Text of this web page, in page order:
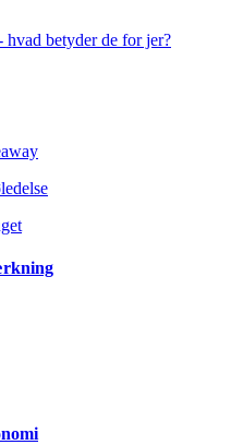
hvad betyder de for jer?